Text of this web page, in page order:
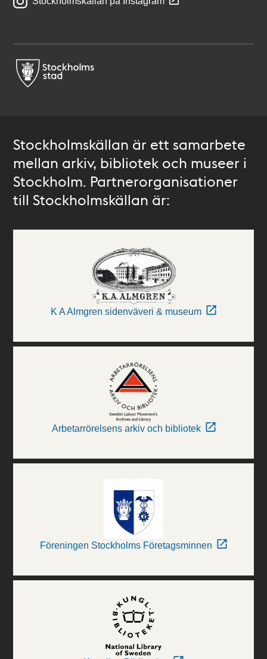
Stockholmskällan är ett samarbete
mellan arkiv, bibliotek och museer i
Stockholm. Partnerorganisationer
till Stockholmskällan är:
K A Almgren sidenväveri & museum
Arbetarrörelsens arkiv och bibliotek
Föreningen Stockholms Företagsminnen